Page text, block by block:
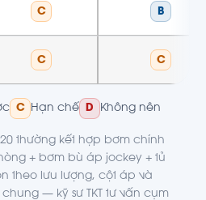
C B
C C
C Hạn chế D Không nên
thường kết hợp bơm chính
+ bơm bù áp jockey + tủ
theo lưu lượng, cột áp và
chung — kỹ sư TKT tư vấn cụm